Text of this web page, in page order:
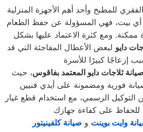
الفقري للمطبخ وأحد أهم الأجهزة المنزلية
أي بيت، فهي المسؤولة عن حفظ الطعام
ومع كثرة الاعتماد عليها بشكل
دايو لبعض الأعطال المفاجئة التي قد
ثلاجات دايو المعتمد بفاقوس، حيث
فورية ومضمونة على أيدي فنيين
الرسمي، مع استخدام قطع غيار
وايت بوينت و صيانة كلفينيتور